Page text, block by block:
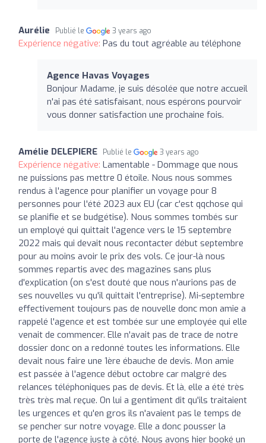
Aurélie Publié le 3 years ago
Expérience négative: Pas du tout agréable au téléphone
Agence Havas Voyages
Bonjour Madame, je suis désolée que notre accueil
n'ai pas été satisfaisant, nous espérons pourvoir
vous donner satisfaction une prochaine fois.
Amélie DELEPIERE Publié le 3 years ago
Expérience négative: Lamentable - Dommage que nous
ne puissions pas mettre 0 étoile. Nous nous sommes
rendus à l'agence pour planifier un voyage pour 8
personnes pour l'été 2023 aux EU (car c'est qqchose qui
se planifie et se budgétise). Nous sommes tombés sur
un employé qui quittait l'agence vers le 15 septembre
2022 mais qui devait nous recontacter début septembre
pour au moins avoir le prix des vols. Ce jour-là nous
sommes repartis avec des magazines sans plus
d'explication (on s'est douté que nous n'aurions pas de
ses nouvelles vu qu'il quittait l'entreprise). Mi-septembre
effectivement toujours pas de nouvelle donc mon amie a
rappelé l'agence et est tombée sur une employée qui elle
venait de commencer. Elle n'avait pas de trace de notre
dossier donc on a redonné toutes les informations. Elle
devait nous faire une 1ère ébauche de devis. Mon amie
est passée à l'agence début octobre car malgré des
relances téléphoniques pas de devis. Et là, elle a été très
très très mal reçue. On lui a gentiment dit qu'ils traitaient
les urgences et qu'en gros ils n'avaient pas le temps de
se pencher sur notre voyage. Elle a donc pousser la
porte de l'agence juste à côté. Nous avons hier booké un